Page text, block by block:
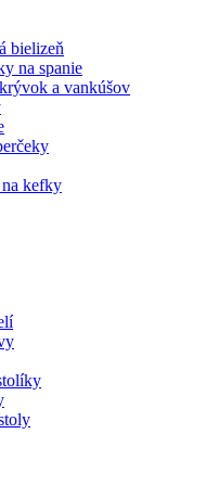
bielizeň
na spanie
a vankúšov
kefky